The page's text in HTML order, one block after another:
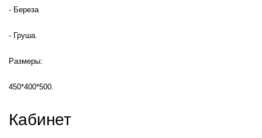
- Береза
- Груша.
Размеры:
450*400*500.
Кабинет